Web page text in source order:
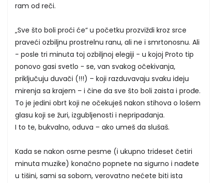
ram od reči.
„Sve što boli proći će“ u početku prozviždi kroz srce
praveći ozbiljnu prostrelnu ranu, ali ne i smrtonosnu. Ali
- posle tri minuta toj ozbiljnoj elegiji - u kojoj Proto tip
ponovo gasi svetlo - se, van svakog očekivanja,
priključuju duvači (!!!) – koji razduvavaju svaku ideju
mirenja sa krajem – i čine da sve što boli zaista i prođe.
To je jedini obrt koji ne očekuješ nakon stihova o lošem
glasu koji se žuri, izgubljenosti i nepripadanja.
I to te, bukvalno, oduva – ako umeš da slušaš.
Kada se nakon osme pesme (i ukupno trideset četiri
minuta muzike) konačno popnete na sigurno i nađete
u tišini, sami sa sobom, verovatno nećete biti ista